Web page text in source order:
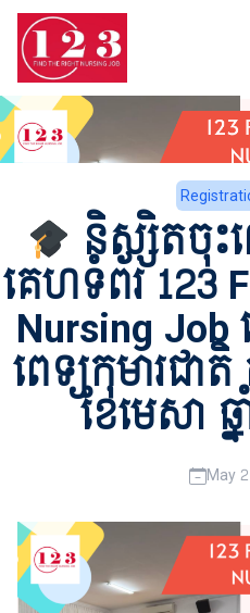
Home
និស្សិតចុះ
គេហទំព័រ 123
Nursing Job
ពេទ្យកុមារជា
ខែមេសា
May